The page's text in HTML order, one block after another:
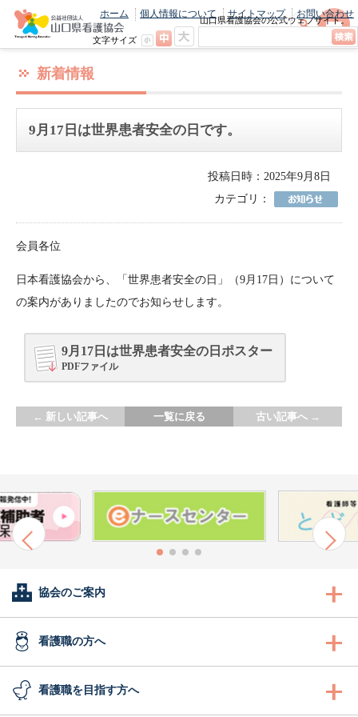
山口県看護協会の公式ウェブサイト。
最新のニュースやお知らせをいち早くお
ホーム 個人情報について サイトマップ お問い合わせ
文字サイズ
新着情報
9月17日は世界患者安全の日です。
投稿日時：2025年9月8日
カテゴリ：
会員各位
日本看護協会から、「世界患者安全の日」（9月17日）について
の案内がありましたのでお知らせします。
9月17日は世界患者安全の日ポスター
PDFファイル
← 新しい記事へ 一覧に戻る 古い記事へ →
協会のご案内
会長あいさつ
協会概要
看護職の方へ
看護職の方へ
看護職を目指す方へ